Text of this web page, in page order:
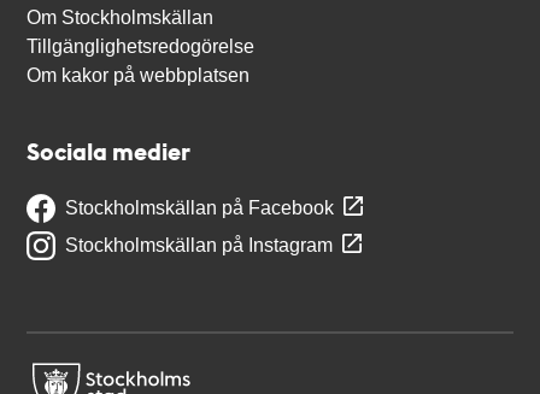
Om Stockholmskällan
Tillgänglighetsredogörelse
Om kakor på webbplatsen
Sociala medier
Stockholmskällan på Facebook
Stockholmskällan på Instagram